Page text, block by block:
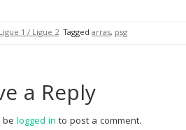
1 / Ligue 2 Tagged arras, psg
a Reply
be logged in to post a comment.